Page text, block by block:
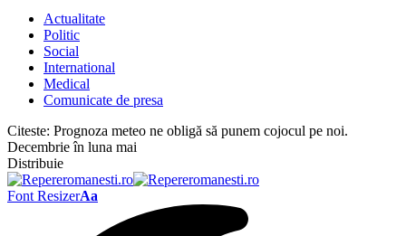
Actualitate
Politic
Social
International
Medical
Comunicate de presa
Citeste: Prognoza meteo ne obligă să punem cojocul pe noi.
Decembrie în luna mai
Distribuie
Font ResizerAa